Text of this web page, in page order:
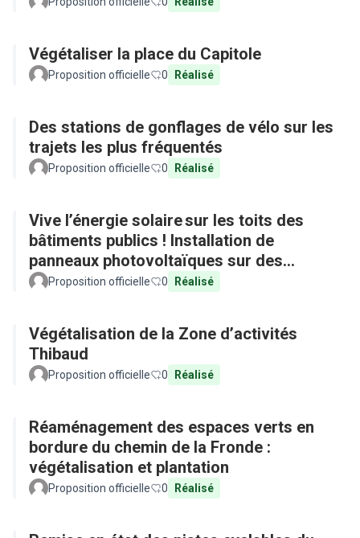
Végétaliser la place du Capitole
Proposition officielle 0 Réalisé
Des stations de gonflages de vélo sur les
trajets les plus fréquentés
Proposition officielle 0 Réalisé
Vive l’énergie solaire sur les toits des
bâtiments publics ! Installation de
panneaux photovoltaïques sur des
équipements publics
Proposition officielle 0 Réalisé
Végétalisation de la Zone d’activités
Thibaud
Proposition officielle 0 Réalisé
Réaménagement des espaces verts en
bordure du chemin de la Fronde :
végétalisation et plantation
Proposition officielle 0 Réalisé